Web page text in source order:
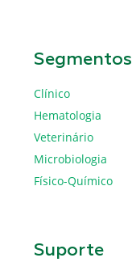
Segmentos
Clínico
Hematologia
Veterinário
Microbiologia
Físico-Químico
Suporte